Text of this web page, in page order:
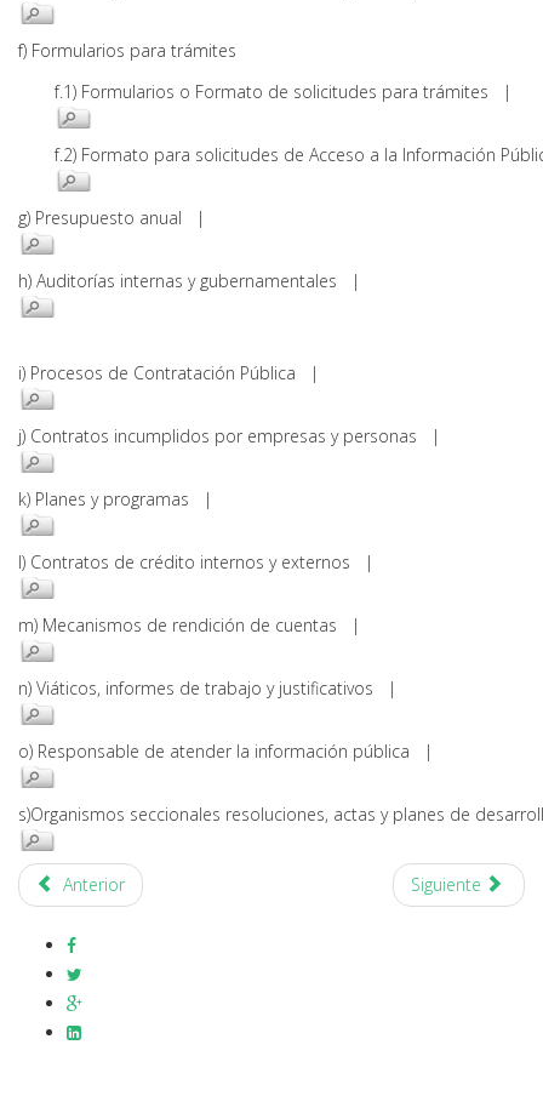
f) Formularios para trámites
f.1) Formularios o Formato de solicitudes para trámites |
f.2) Formato para solicitudes de Acceso a la Información
g) Presupuesto anual |
h) Auditorías internas y gubernamentales |
i) Procesos de Contratación Pública |
j) Contratos incumplidos por empresas y personas |
k) Planes y programas |
l) Contratos de crédito internos y externos |
m) Mecanismos de rendición de cuentas |
n) Viáticos, informes de trabajo y justificativos |
o) Responsable de atender la información pública |
s)Organismos seccionales resoluciones, actas y planes de
Anterior Siguiente